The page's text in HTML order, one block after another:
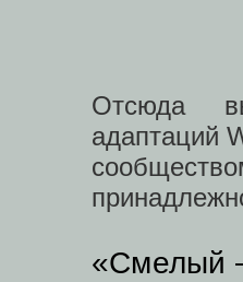
Отсюда
адаптаций
«Смелый